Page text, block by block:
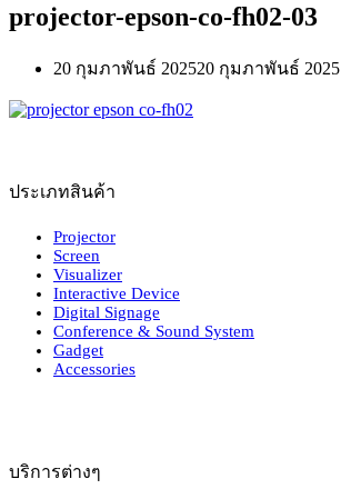
projector-epson-co-fh02-03
20 กุมภาพันธ์ 202520 กุมภาพันธ์ 2025
ประเภทสินค้า
Projector
Screen
Visualizer
Interactive Device
Digital Signage
Conference & Sound System
Gadget
Accessories
บริการต่างๆ